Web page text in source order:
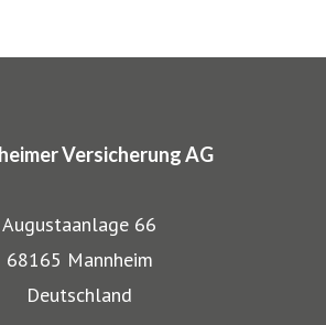
wenn wertvolle Gegenstände wie
Gefahren. Die Mitarbeiter der
dafür nicht nur optimalen
sondern beraten auch in allen
Versicherung AG
Augustaanlage 66
68165 Mannheim
Deutschland